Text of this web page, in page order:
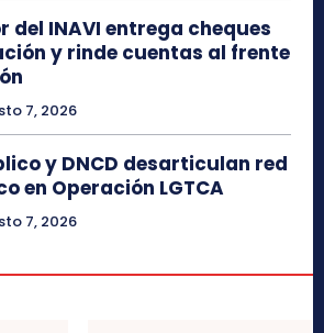
INAVI entrega cheques
y rinde cuentas al frente
7, 2026
y DNCD desarticulan red
en Operación LGTCA
7, 2026